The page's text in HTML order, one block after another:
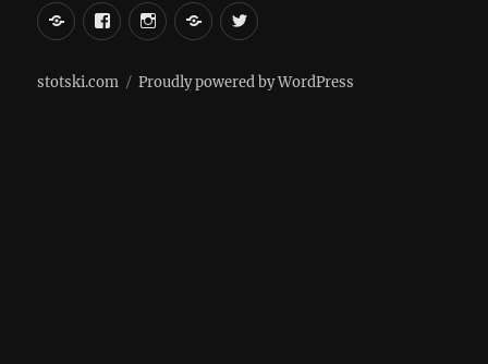
вКонтакте
FacebookInstagramLiveJournal
Twitter
stotski.com Proudly powered by WordPress